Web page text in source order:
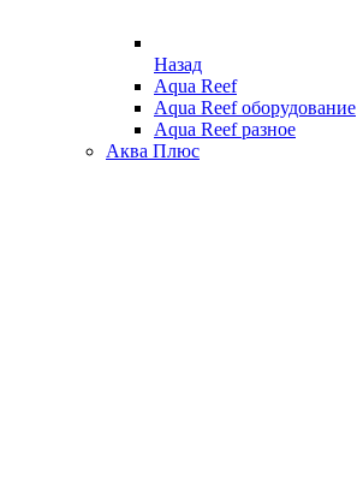
Назад
Aqua Reef
Aqua Reef оборудование
Aqua Reef разное
Аква Плюс